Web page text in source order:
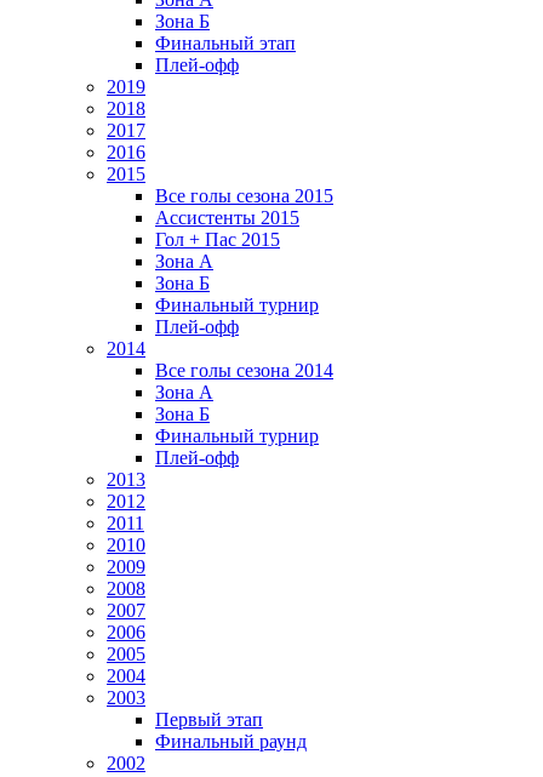
Зона Б
Финальный этап
Плей-офф
2019
2018
2017
2016
2015
Все голы сезона 2015
Ассистенты 2015
Гол + Пас 2015
Зона А
Зона Б
Финальный турнир
Плей-офф
2014
Все голы сезона 2014
Зона А
Зона Б
Финальный турнир
Плей-офф
2013
2012
2011
2010
2009
2008
2007
2006
2005
2004
2003
Первый этап
Финальный раунд
2002